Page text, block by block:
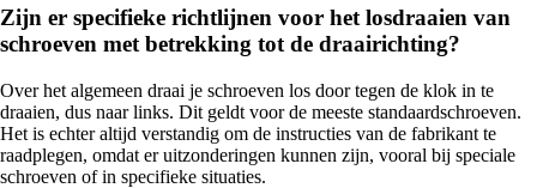
Zijn er specifieke richtlijnen voor het losdraaien van
schroeven met betrekking tot de draairichting?
Over het algemeen draai je schroeven los door tegen de klok in te
draaien, dus naar links. Dit geldt voor de meeste standaardschroeven.
Het is echter altijd verstandig om de instructies van de fabrikant te
raadplegen, omdat er uitzonderingen kunnen zijn, vooral bij speciale
schroeven of in specifieke situaties.